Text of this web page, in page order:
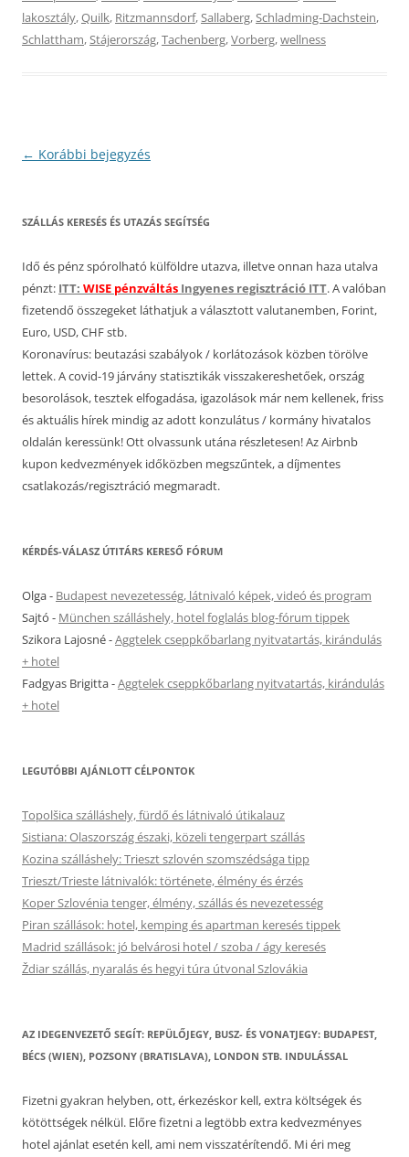
lakosztály,Quilk, Ritzmannsdorf,Sallaberg,Schladming-Dachstein,
Schlattham,Stájerország,Tachenberg,Vorberg,wellness
Bejegyzés
← Korábbi bejegyzés
SZÁLLÁS KERESÉS ÉS UTAZÁS SEGÍTSÉG
Idő és pénz spórolható külföldre utazva, illetve onnan haza utalva
pénzt: ITT: WISE pénzváltás Ingyenes regisztráció ITT. A valóban
fizetendő összegeket láthatjuk a választott valutanemben, Forint,
Euro, USD, CHF stb.
Koronavírus: beutazási szabályok / korlátozások közben törölve
lettek. A covid-19 járvány statisztikák visszakereshetőek, ország
besorolások, tesztek elfogadása, igazolások már nem kellenek, friss
és aktuális hírek mindig az adott konzulátus / kormány hivatalos
oldalán keressünk! Ott olvassunk utána részletesen! Az Airbnb
kupon kedvezmények időközben megszűntek, a díjmentes
csatlakozás/regisztráció megmaradt.
KÉRDÉS-VÁLASZ ÚTITÁRS KERESŐ FÓRUM
Olga- Budapest nevezetesség, látnivaló képek, videó és program
Sajtó - München szálláshely, hotel foglalás blog-fórum tippek
Szikora Lajosné-Aggtelek cseppkőbarlang nyitvatartás, kirándulás
+ hotel
Fadgyas Brigitta-Aggtelek cseppkőbarlang nyitvatartás, kirándulás
+ hotel
LEGUTÓBBI AJÁNLOTT CÉLPONTOK
Topolšica szálláshely, fürdő és látnivaló útikalauz
Sistiana: Olaszország északi, közeli tengerpart szállás
Kozina szálláshely: Trieszt szlovén szomszédsága tipp
Trieszt/Trieste látnivalók: története, élmény és érzés
Koper Szlovénia tenger, élmény, szállás és nevezetesség
Piran szállások: hotel, kemping és apartman keresés tippek
Madrid szállások: jó belvárosi hotel / szoba / ágy keresés
Ždiar szállás, nyaralás és hegyi túra útvonal Szlovákia
AZ IDEGENVEZETŐ SEGÍT: REPÜLŐJEGY, BUSZ- ÉS VONATJEGY: BUDAPEST,
BÉCS (WIEN), POZSONY (BRATISLAVA), LONDON STB. INDULÁSSAL
Fizetni gyakran helyben, ott, érkezéskor kell, extra költségek és
kötöttségek nélkül. Előre fizetni a legtöbb extra kedvezményes
hotel ajánlat esetén kell, ami nem visszatérítendő. Mi éri meg